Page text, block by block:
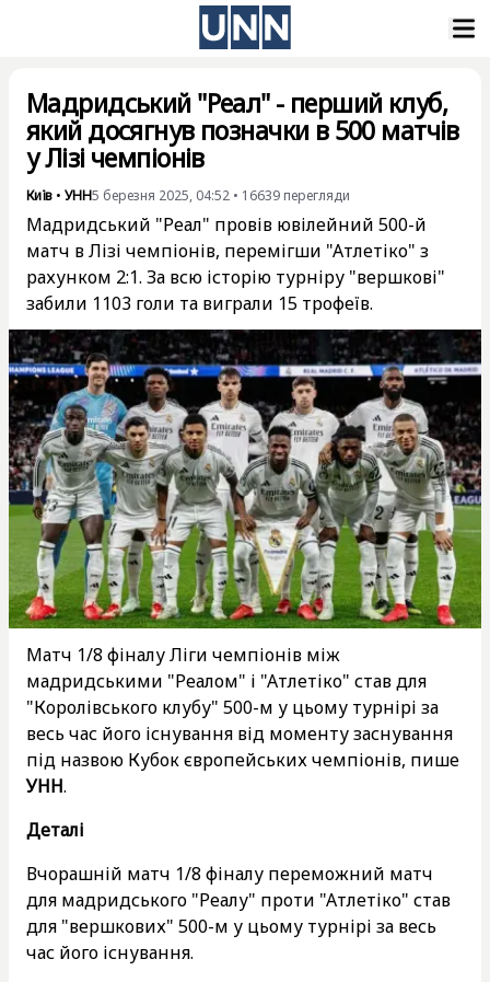
Мадридський "Реал" - перший клуб,
який досягнув позначки в 500 матчів
у Лізі чемпіонів
Київ • УНН5 березня 2025, 04:52 • 16639 перегляди
Мадридський "Реал" провів ювілейний 500-й
матч в Лізі чемпіонів, перемігши "Атлетіко" з
рахунком 2:1. За всю історію турніру "вершкові"
забили 1103 голи та виграли 15 трофеїв.
Матч 1/8 фіналу Ліги чемпіонів між
мадридськими "Реалом" і "Атлетіко" став для
"Королівського клубу" 500-м у цьому турнірі за
весь час його існування від моменту заснування
під назвою Кубок європейських чемпіонів, пише
УНН.
Деталі
Вчорашній матч 1/8 фіналу переможний матч
для мадридського "Реалу" проти "Атлетіко" став
для "вершкових" 500-м у цьому турнірі за весь
час його існування.